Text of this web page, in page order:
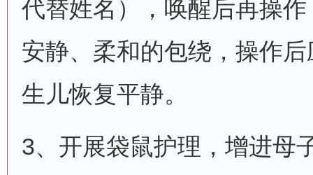
代替姓名），唤醒后再操
安静、柔和的包绕，操作
生儿恢复平静。
3、开展袋鼠护理，增进母